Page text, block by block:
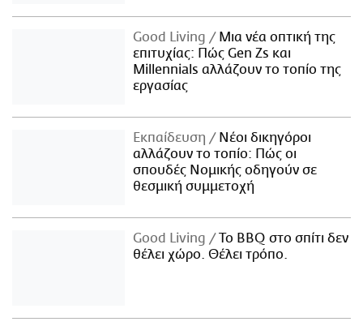
Good Living
Μια νέα οπτική της
επιτυχίας: Πώς Gen Zs και
Millennials αλλάζουν το τοπίο της
εργασίας
Εκπαίδευση
Νέοι δικηγόροι
αλλάζουν το τοπίο: Πώς οι
σπουδές Νομικής οδηγούν σε
θεσμική συμμετοχή
Good Living
Το BBQ στο σπίτι δεν
θέλει χώρο. Θέλει τρόπο.